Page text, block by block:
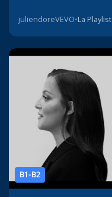
juliendoreVEVO•La Playlist
B1-B2